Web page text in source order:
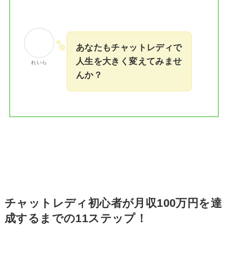
れいら
あなたもチャットレディで
人生を大きく変えてみませ
んか？
チャットレディ初心者が月収100万円を達
成するまでの11ステップ！